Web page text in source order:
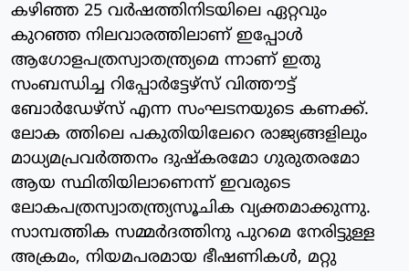
കഴിഞ്ഞ 25 വര്‍ഷത്തിനിടയിലെ ഏറ്റവും
കുറഞ്ഞ നിലവാരത്തിലാണ് ഇപ്പോള്‍
ആഗോളപത്രസ്വാതന്ത്ര്യമെ ന്നാണ് ഇതു
സംബന്ധിച്ച റിപ്പോര്‍ട്ടേഴ്‌സ് വിത്തൗട്ട്
ബോര്‍ഡേഴ്‌സ് എന്ന സംഘടനയുടെ കണക്ക്.
ലോക ത്തിലെ പകുതിയിലേറെ രാജ്യങ്ങളിലും
മാധ്യമപ്രവര്‍ത്തനം ദുഷ്‌കരമോ ഗുരുതരമോ
ആയ സ്ഥിതിയിലാണെന്ന് ഇവരുടെ
ലോകപത്രസ്വാതന്ത്ര്യസൂചിക വ്യക്തമാക്കുന്നു.
സാമ്പത്തിക സമ്മർദത്തിനു പുറമെ നേരിട്ടുള്ള
അക്രമം, നിയമപരമായ ഭീഷണികള്‍, മറ്റു